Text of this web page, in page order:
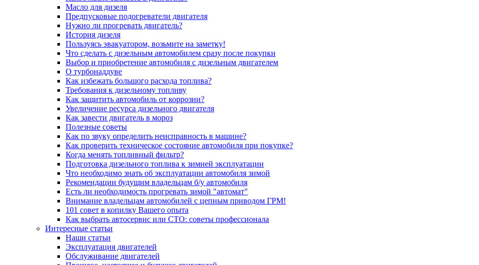
Масло для дизеля
Предпусковые подогреватели двигателя
Нужно ли прогревать двигатель?
История дизеля
Пользуясь эвакуатором, возьмите на заметку!
Что сделать с дизельным автомобилем сразу после покупки
Выбор и приобретение автомобиля с дизельным двигателем
О турбонаддуве
Как избежать большого расхода топлива?
Требования к дизельному топливу
Как защитить автомобиль от коррозии?
Увеличение ресурса дизельного двигателя
Как завести двигатель в мороз
Полезные советы
Как по звуку определить неисправность в машине?
Как проверить техническое состояние автомобиля при покупке?
Когда менять топливный фильтр?
Подготовка дизельного топлива к зимней эксплуатации
Что необходимо знать об эксплуатации автомобиля зимой
Рекомендации будущим владельцам б/у автомобиля
Есть ли необходимость прогревать зимой "автомат"
Внимание владельцам автомобилей с цепным приводом ГРМ!
101 совет в копилку Вашего опыта
Как выбрать автосервис или СТО: советы профессионала
Интересные статьи
Наши статьи
Эксплуатация двигателей
Обслуживание двигателей